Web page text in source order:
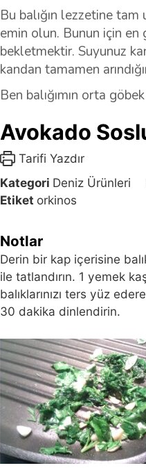
Bu balığın lezzetine tam
emin olun. Bunun için en
bekletmektir. Suyunuz
kandan tamamen
Ben balığımın orta
Avokado
Tarifi Yazdır
Kategori Deniz Ürünleri
Etiket orkinos
Notlar
Derin bir kap içerisine
ile tatlandırın. 1 yemek
balıklarınızı ters yüz
30 dakika dinlendirin.